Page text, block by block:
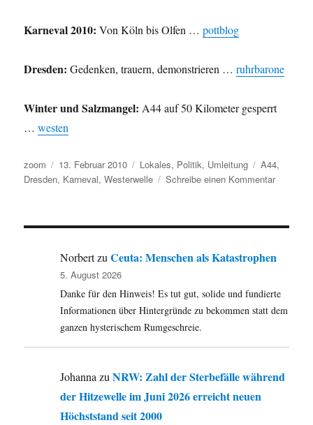
Karneval 2010: Von Köln bis Olfen …pottblog
Dresden: Gedenken, trauern, demonstrieren …ruhrbarone
Winter und Salzmangel: A44 auf 50 Kilometer gesperrt
…westen
Autor
zoom
Veröffentlicht
am
13. Februar 2010 Kategorien
Lokales, Politik, Umleitung Schlagwörter
A44,
Dresden, Karneval,Westerwelle Schreibe einen Kommentarzu
patzt,
Karneval,
Dresden
A44
NorbertzuCeuta: Menschen als Katastrophen
5. August 2026
Danke für den Hinweis! Es tut gut, solide und fundierte
Informationen über Hintergründe zu bekommen statt dem
ganzen hysterischem Rumgeschreie.
JohannazuNRW: Zahl der Sterbefälle während
der Hitzewelle im Juni 2026 erreicht neuen
Höchststand seit 2000